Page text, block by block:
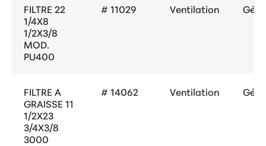
FILTRE 22
1/4X8
1/2X3/8
MOD.
PU400
# 11029 Ventilation
FILTRE A
GRAISSE 11
1/2X23
3/4X3/8
3000
# 14062 Ventilation